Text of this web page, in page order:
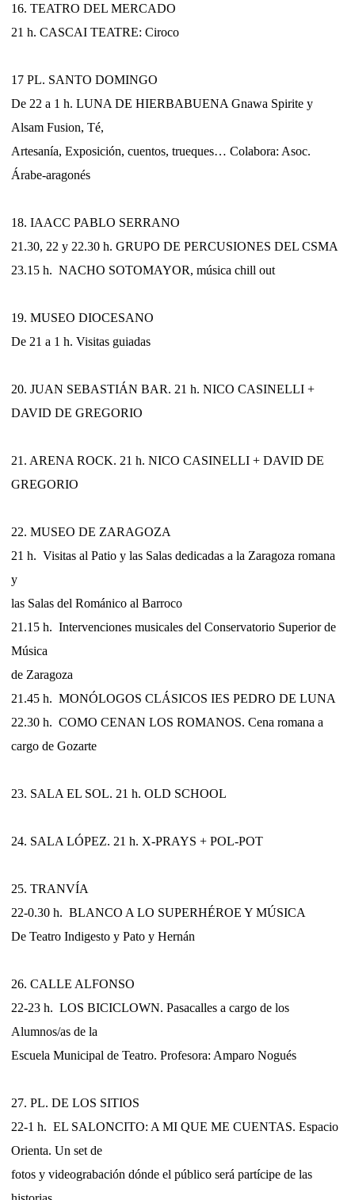
16. TEATRO DEL MERCADO
21 h. CASCAI TEATRE: Ciroco
17 PL. SANTO DOMINGO
De 22 a 1 h. LUNA DE HIERBABUENA Gnawa Spirite y
Alsam Fusion, Té,
Artesanía, Exposición, cuentos, trueques… Colabora: Asoc.
Árabe-aragonés
18. IAACC PABLO SERRANO
21.30, 22 y 22.30 h. GRUPO DE PERCUSIONES DEL CSMA
23.15 h. NACHO SOTOMAYOR, música chill out
19. MUSEO DIOCESANO
De 21 a 1 h. Visitas guiadas
20. JUAN SEBASTIÁN BAR. 21 h. NICO CASINELLI +
DAVID DE GREGORIO
21. ARENA ROCK. 21 h. NICO CASINELLI + DAVID DE
GREGORIO
22. MUSEO DE ZARAGOZA
21 h. Visitas al Patio y las Salas dedicadas a la Zaragoza romana
y
las Salas del Románico al Barroco
21.15 h. Intervenciones musicales del Conservatorio Superior de
Música
de Zaragoza
21.45 h. MONÓLOGOS CLÁSICOS IES PEDRO DE LUNA
22.30 h. COMO CENAN LOS ROMANOS. Cena romana a
cargo de Gozarte
23. SALA EL SOL. 21 h. OLD SCHOOL
24. SALA LÓPEZ. 21 h. X-PRAYS + POL-POT
25. TRANVÍA
22-0.30 h. BLANCO A LO SUPERHÉROE Y MÚSICA
De Teatro Indigesto y Pato y Hernán
26. CALLE ALFONSO
22-23 h. LOS BICICLOWN. Pasacalles a cargo de los
Alumnos/as de la
Escuela Municipal de Teatro. Profesora: Amparo Nogués
27. PL. DE LOS SITIOS
22-1 h. EL SALONCITO: A MI QUE ME CUENTAS. Espacio
Orienta. Un set de
fotos y videograbación dónde el público será partícipe de las